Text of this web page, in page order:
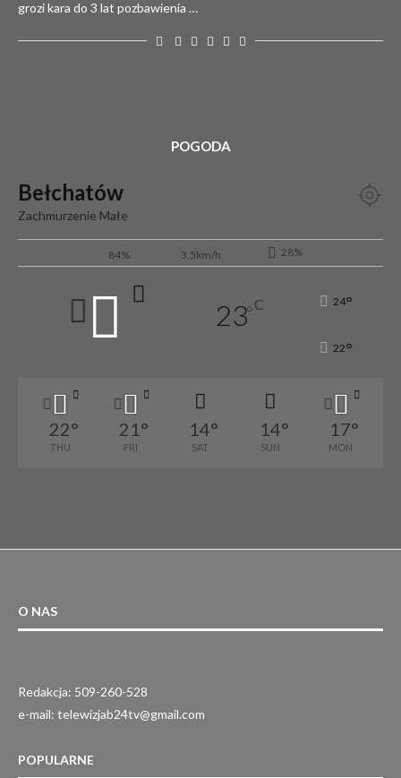
grozi kara do 3 lat pozbawienia …
POGODA
Bełchatów
Zachmurzenie Małe
84% 3.5km/h 28%
23°C 24°
22°
22°
THU
21 °
FRI
14°
SAT
14°
SUN
17°
MON
O NAS
Redakcja: 509-260-528
e-mail: telewizjab24tv@gmail.com
POPULARNE